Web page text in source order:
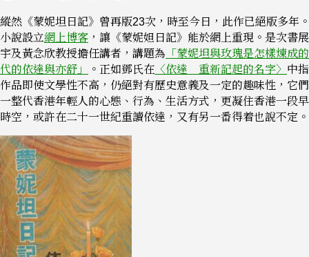
縱然《蒙妮坦日記》曾再版23次，時至今日，此作已絕版多年
小說設立網上博客 ，讓《蒙妮妲日記》能於網上重現。是次書
宇及黃念欣教授擔任講者，講題為 「蒙妮坦與玫瑰是怎樣煉成
代的依達與亦舒」
。正如鄧氏在 〈依達 重新記起的名字〉 中
作品即使文學性不高，仍絕對有歷史意義及一定的趣味性，它
一整代香港年輕人的心態、行為、生活方式，更凝住香港一段
時空，或許在二十一世紀重讀依達，又有另一番得着也說不定